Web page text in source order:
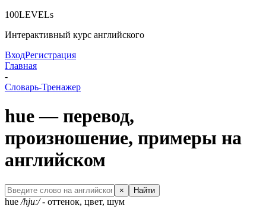
100LEVELs
Интерактивный курс английского
ВходРегистрация
Главная
-
Словарь-Тренажер
hue — перевод,
произношение, примеры на
английском
× Найти
hue /hjuː/- оттенок, цвет, шум